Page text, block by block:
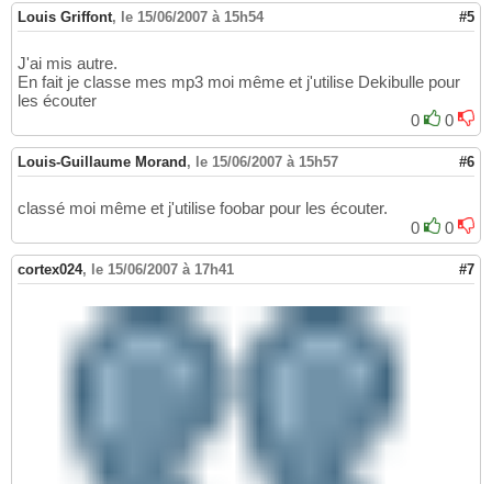
Louis Griffont, le 15/06/2007 à 15h54 #5
J'ai mis autre.
En fait je classe mes mp3 moi même et j'utilise Dekibulle pour
les écouter
0
0
Louis-Guillaume Morand, le 15/06/2007 à 15h57 #6
classé moi même et j'utilise foobar pour les écouter.
0
0
cortex024, le 15/06/2007 à 17h41 #7